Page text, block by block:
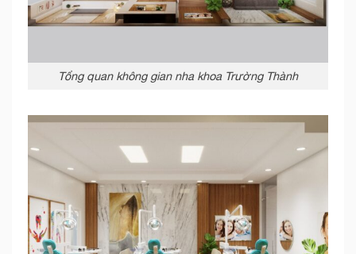
Tổng quan không gian nha khoa Trường Thành